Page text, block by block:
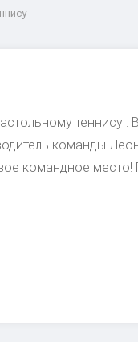
теннису .
команды
командное место!